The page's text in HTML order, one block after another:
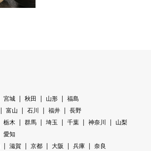
宮城 秋田 山形
福島
富山 石川 福井
長野
栃木 群馬 埼玉 千葉 神奈川
山梨
愛知
滋賀 京都 大阪 兵庫
奈良